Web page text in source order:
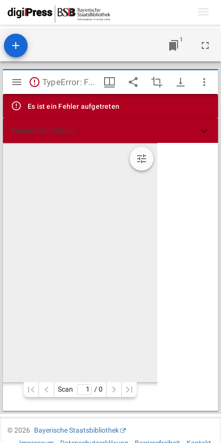
1
Mirador
Viewer
TypeError: Failed to fetch
Es ist ein Fehler aufgetreten
Technische Details
Scan / 0
©2026
Bayerische Staatsbibliothek